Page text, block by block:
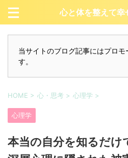
心と体を整えて幸
当サイトのブログ記事にはプロモ
す。
HOME > 心・思考 > 心理学 >
心理学
本当の自分を知るだけ